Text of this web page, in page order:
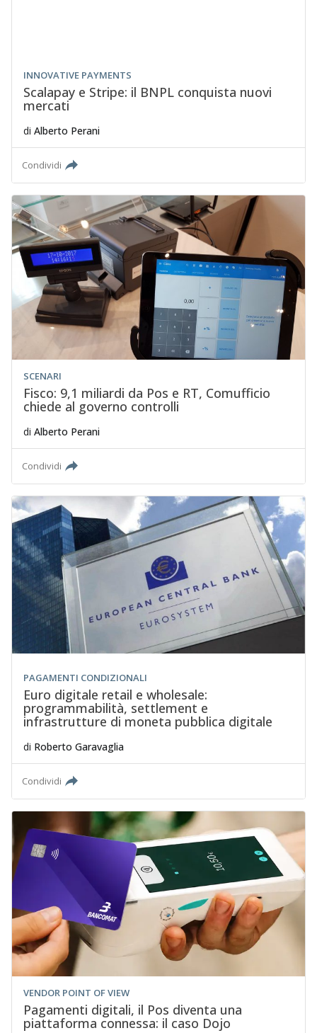
INNOVATIVE PAYMENTS
Scalapay e Stripe: il BNPL conquista nuovi
mercati
di Alberto Perani
Condividi
SCENARI
Fisco: 9,1 miliardi da Pos e RT, Comufficio
chiede al governo controlli
di Alberto Perani
Condividi
PAGAMENTI CONDIZIONALI
Euro digitale retail e wholesale:
programmabilità, settlement e
infrastrutture di moneta pubblica digitale
di Roberto Garavaglia
Condividi
VENDOR POINT OF VIEW
Pagamenti digitali, il Pos diventa una
piattaforma connessa: il caso Dojo